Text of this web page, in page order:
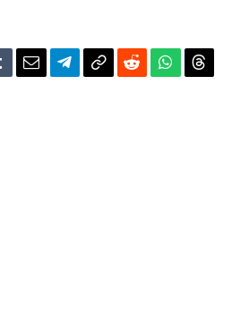
EmailTelegram
CopyReddit